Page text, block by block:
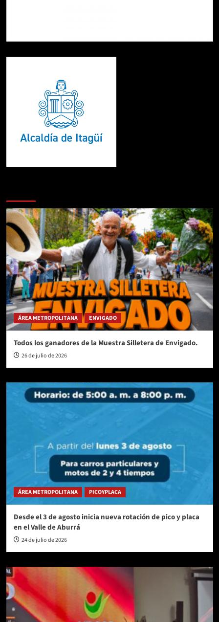
ÁREA METROPOLITANA ENVIGADO
Todos los ganadores de la Muestra Silletera de Envigado.
26 de julio de 2026
ÁREA METROPOLITANA PICOYPLACA
Desde el 3 de agosto inicia nueva rotación de pico y placa
en el Valle de Aburrá
24 de julio de 2026